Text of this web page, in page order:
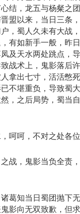
结，龙五与杨粲之
盟以来，当日三条
，蜀人久未有大战
有如新手一般，昨
及天水两处跳点，
战术上，鬼影落后
拿出七寸，活活憋
不堪重负，导致蜀
，之后局势，蜀当
呵呵，不对之处各位
战，鬼影当负全责
葛知当日蜀团抛下
影向无双致歉，但